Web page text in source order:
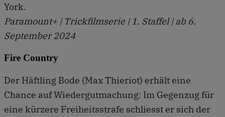
York.
Paramount+ | Trickfilmserie | 1. Staffel | ab 6.
September 2024
Fire Country
Der Häftling Bode (Max Thieriot) erhält eine
Chance auf Wiedergutmachung: Im Gegenzug für
eine kürzere Freiheitsstrafe schliesst er sich der